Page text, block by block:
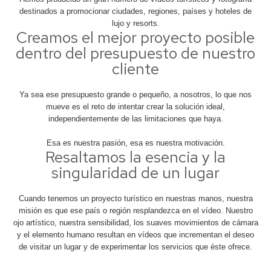
destinados a promocionar ciudades, regiones, países y hoteles de
lujo y resorts.
Creamos el mejor proyecto posible
dentro del presupuesto de nuestro
cliente
Ya sea ese presupuesto grande o pequeño, a nosotros, lo que nos
mueve es el reto de intentar crear la solución ideal,
independientemente de las limitaciones que haya.
Esa es nuestra pasión, esa es nuestra motivación.
Resaltamos la esencia y la
singularidad de un lugar
Cuando tenemos un proyecto turístico en nuestras manos, nuestra
misión es que ese país o región resplandezca en el vídeo. Nuestro
ojo artístico, nuestra sensibilidad, los suaves movimientos de cámara
y el elemento humano resultan en vídeos que incrementan el deseo
de visitar un lugar y de experimentar los servicios que éste ofrece.